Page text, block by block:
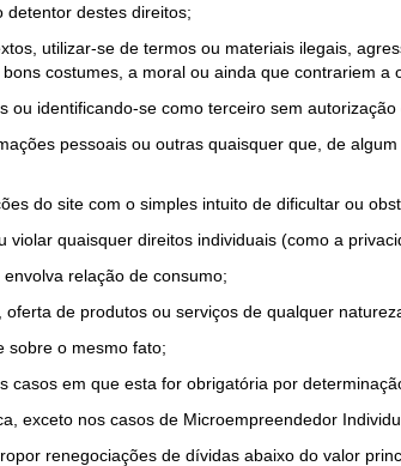
destes direitos;
utilizar-se de termos ou materiais ilegais,
costumes, a moral ou ainda que contrariem a
ou identificando-se como terceiro sem autorização
pessoais ou outras quaisquer que, de
do site com o simples intuito de dificultar ou
violar quaisquer direitos individuais (como a
relação de consumo;
de produtos ou serviços de qualquer
sobre o mesmo fato;
casos em que esta for obrigatória por
exceto nos casos de Microempreendedor
renegociações de dívidas abaixo do valor